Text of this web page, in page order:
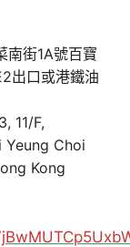
南街1A號百寶
出口或港鐵油
11/F,
Yeung Choi
Kong